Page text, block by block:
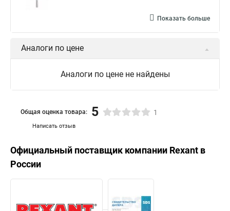
Показать больше
Аналоги по цене
Аналоги по цене не найдены
Написать отзыв
Общая оценка товара: 5 1
Официальный поставщик компании Rexant в
России